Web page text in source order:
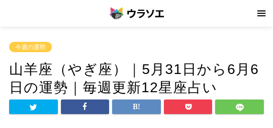
今週の運勢
山羊座（やぎ座）｜5月31日から6月6
日の運勢｜毎週更新12星座占い